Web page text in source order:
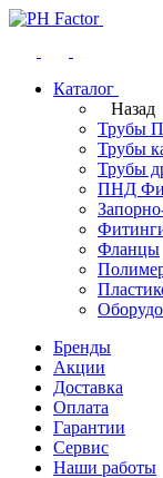
Каталог
Назад
Трубы
Трубы
Трубы
ПНД
Фланцы
Бренды
Акции
Доставка
Оплата
Гарантии
Сервис
Наши работы